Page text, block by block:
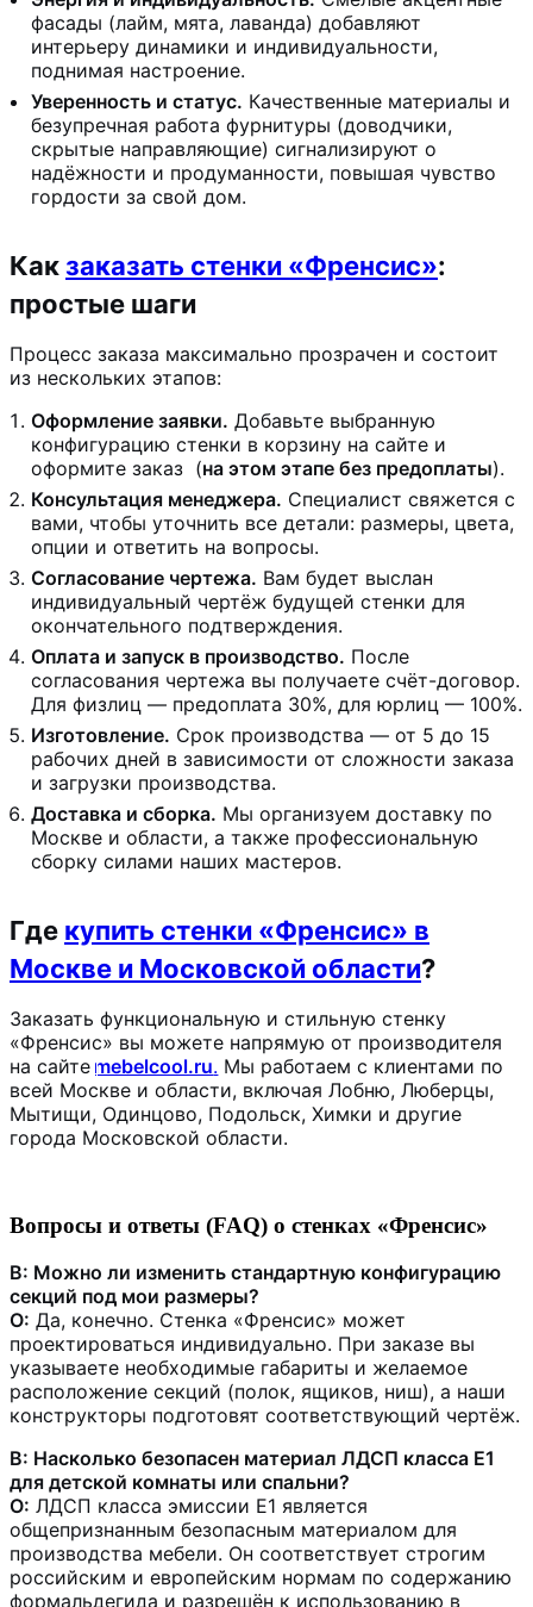
фасады (лайм, мята, лаванда) добавляют
интерьеру динамики и индивидуальности,
поднимая настроение.
Уверенность и статус. Качественные материалы и
безупречная работа фурнитуры (доводчики,
скрытые направляющие) сигнализируют о
надёжности и продуманности, повышая чувство
гордости за свой дом.
Какзаказать стенки «Френсис»:
простые шаги
Процесс заказа максимально прозрачен и состоит
из нескольких этапов:
Оформление заявки. Добавьте выбранную
конфигурацию стенки в корзину на сайте и
оформите заказ (на этом этапе без предоплаты).
Консультация менеджера. Специалист свяжется с
вами, чтобы уточнить все детали: размеры, цвета,
опции и ответить на вопросы.
Согласование чертежа. Вам будет выслан
индивидуальный чертёж будущей стенки для
окончательного подтверждения.
Оплата и запуск в производство. После
согласования чертежа вы получаете счёт-договор.
Для физлиц — предоплата 30%, для юрлиц — 100%.
Изготовление. Срок производства — от 5 до 15
рабочих дней в зависимости от сложности заказа
и загрузки производства.
Доставка и сборка. Мы организуем доставку по
Москве и области, а также профессиональную
сборку силами наших мастеров.
Где купить стенки «Френсис» в
Москве и Московской области?
Заказать функциональную и стильную стенку
«Френсис» вы можете напрямую от производителя
на сайте mebelcool.ru. Мы работаем с клиентами по
всей Москве и области, включая Лобню, Люберцы,
Мытищи, Одинцово, Подольск, Химки и другие
города Московской области.
Вопросы и ответы (FAQ) о стенках «Френсис»
В: Можно ли изменить стандартную конфигурацию
секций под мои размеры?
О: Да, конечно. Стенка «Френсис» может
проектироваться индивидуально. При заказе вы
указываете необходимые габариты и желаемое
расположение секций (полок, ящиков, ниш), а наши
конструкторы подготовят соответствующий чертёж.
В: Насколько безопасен материал ЛДСП класса Е1
для детской комнаты или спальни?
О: ЛДСП класса эмиссии Е1 является
общепризнанным безопасным материалом для
производства мебели. Он соответствует строгим
российским и европейским нормам по содержанию
формальдегида и разрешён к использованию в